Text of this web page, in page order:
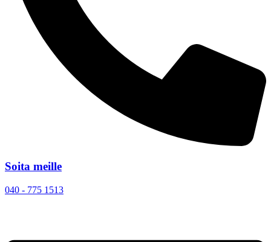
Soita meille
040 - 775 1513